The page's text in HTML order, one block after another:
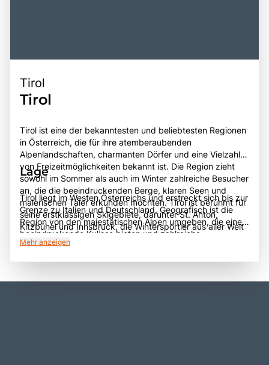
Tirol
Tirol
Tirol ist eine der bekanntesten und beliebtesten Regionen
in Österreich, die für ihre atemberaubenden
Alpenlandschaften, charmanten Dörfer und eine Vielzahl
von Freizeitmöglichkeiten bekannt ist. Die Region zieht
sowohl im Sommer als auch im Winter zahlreiche Besucher
an, die die beeindruckenden Berge, klaren Seen und
malerischen Täler erkunden möchten. Tirol ist berühmt für
seine erstklassigen Skigebiete, darunter St. Anton,
Kitzbühel und Innsbruck, die Wintersportler aus aller Welt
anlocken. Im Sommer verwandelt sich die Region in ein
die unberührte Natur und die vielfältigen Wanderwege
Lage
Tirol liegt im Westen Österreichs und erstreckt sich bis zur
Grenze zu Italien und Deutschland. Geografisch ist die
Region von den majestätischen Alpen umgeben, die eine
beeindruckende Kulisse bieten und zahlreiche
Möglichkeiten für Outdoor-Aktivitäten bieten. Die
Anbindungen zu anderen Städten in Österreich und
Mehr anzeigen